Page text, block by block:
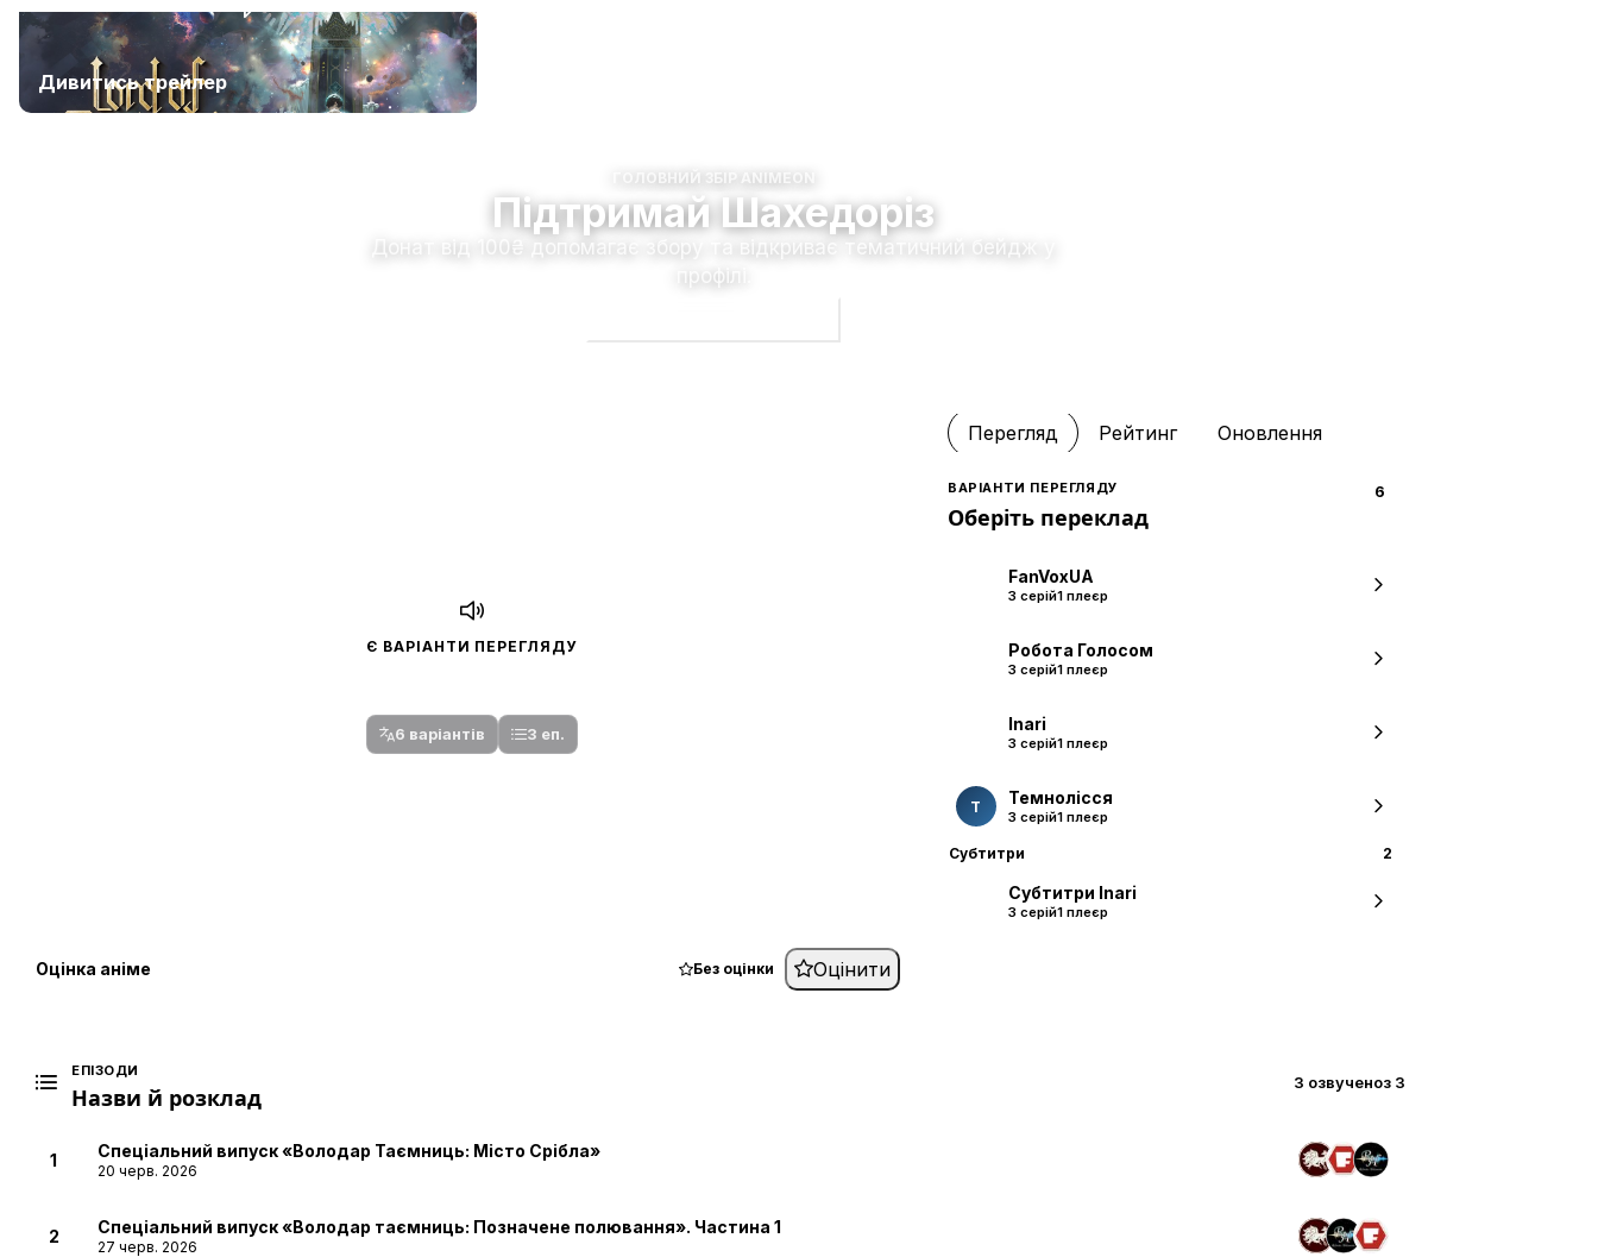
Дивитись трейлер
ГОЛОВНИЙ ЗБІР ANIMEON
Підтримай Шахедоріз
Донат від 100₴ допомагає збору та відкриває тематичний бейдж у
профілі.
Є ВАРІАНТИ ПЕРЕГЛЯДУ
6 варіантів 3 еп.
Оцінка аніме Без оцінки Оцінити
Перегляд Рейтинг Оновлення
ВАРІАНТИ ПЕРЕГЛЯДУ
Оберіть переклад
6
FanVoxUA
3 серій1 плеєр
Робота Голосом
3 серій1 плеєр
Inari
3 серій1 плеєр
Т Темнолісся
3 серій1 плеєр
Субтитри 2
Субтитри Inari
3 серій1 плеєр
ЕПІЗОДИ
Назви й розклад
3 озвученоз 3
1 Спеціальний випуск «Володар Таємниць: Місто Срібла»
20 черв. 2026
2 Спеціальний випуск «Володар таємниць: Позначене полювання». Частина 1
27 черв. 2026